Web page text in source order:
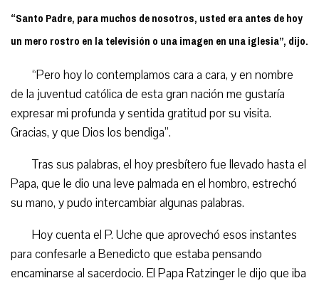
“Santo Padre, para muchos de nosotros, usted era antes de hoy
un mero rostro en la televisión o una imagen en una iglesia”, dijo.
“Pero hoy lo contemplamos cara a cara, y en nombre
de la juventud católica de esta gran nación me gustaría
expresar mi profunda y sentida gratitud por su visita.
Gracias, y que Dios los bendiga”.
Tras sus palabras, el hoy presbítero fue llevado hasta el
Papa, que le dio una leve palmada en el hombro, estrechó
su mano, y pudo intercambiar algunas palabras.
Hoy cuenta el P. Uche que aprovechó esos instantes
para confesarle a Benedicto que estaba pensando
encaminarse al sacerdocio. El Papa Ratzinger le dijo que iba